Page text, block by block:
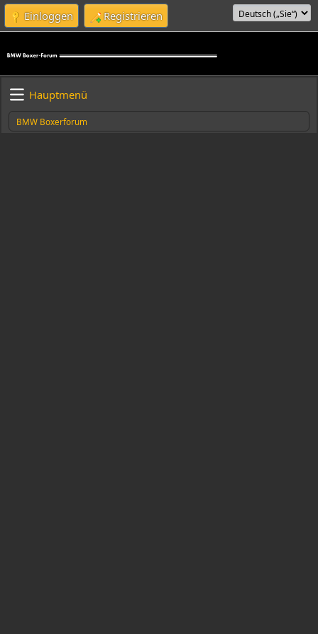
Einloggen Registrieren
Hauptmenü
BMW Boxerforum